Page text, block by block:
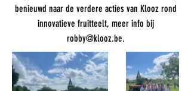
benieuwd naar de verdere acties van Klooz rond
innovatieve fruitteelt, meer info bij
robby@klooz.be.